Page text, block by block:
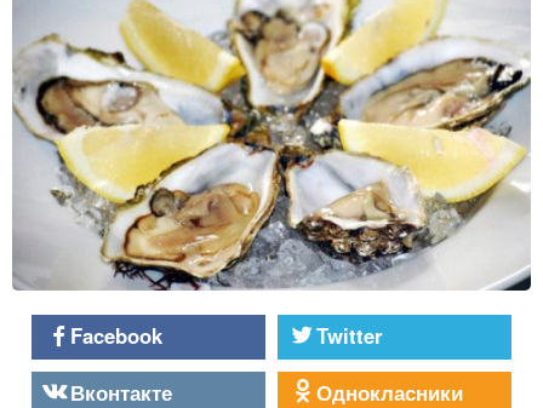
Facebook
Twitter
Вконтакте
Однокласники